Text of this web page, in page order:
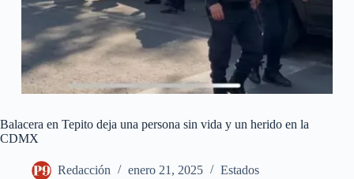
Balacera en Tepito deja una persona sin vida y un herido en la
CDMX
Redacción enero 21, 2025 Estados